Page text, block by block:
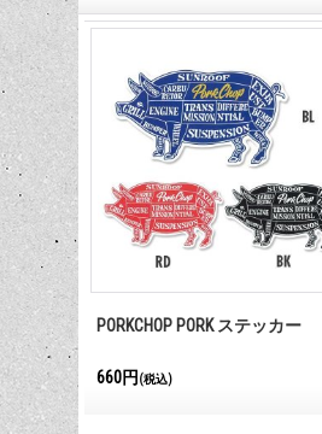
PORKCHOP PORK ステッカー
660円 (税込)